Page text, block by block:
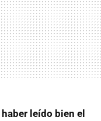
haber leído bien el